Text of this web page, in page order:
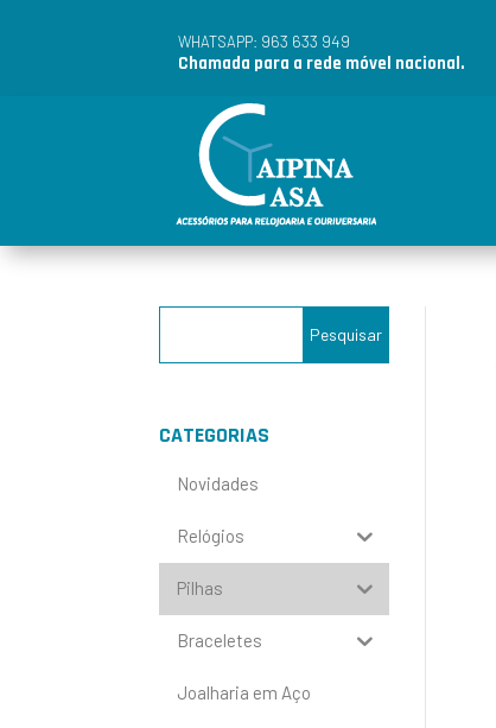
WHATSAPP: 963 633 949
Chamada para a rede móvel nacional.
CATEGORIAS
Novidades
Relógios
Pilhas
Braceletes
Joalharia em Aço